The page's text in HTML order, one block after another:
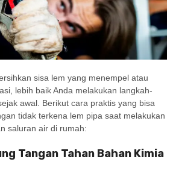
sisa lem yang menempel atau
lebih baik Anda melakukan langkah-
awal. Berikut cara praktis yang bisa
tidak terkena lem pipa saat melakukan
saluran air di rumah:
Tangan Tahan Bahan Kimia